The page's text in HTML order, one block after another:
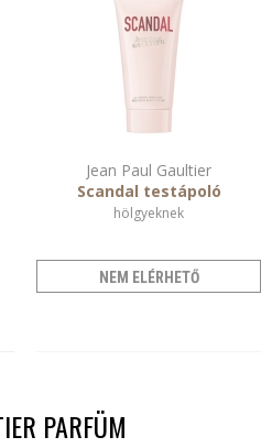
Jean Paul Gaultier
Scandal testápoló
hölgyeknek
NEM ELÉRHETŐ
PARFÜM